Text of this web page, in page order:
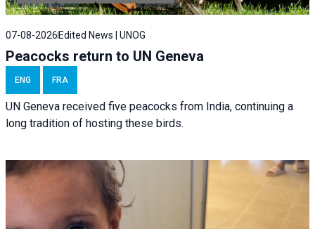
07-08-2026 Edited News | UNOG
Peacocks return to UN Geneva
ENG FRA
UN Geneva received five peacocks from India, continuing a
long tradition of hosting these birds.